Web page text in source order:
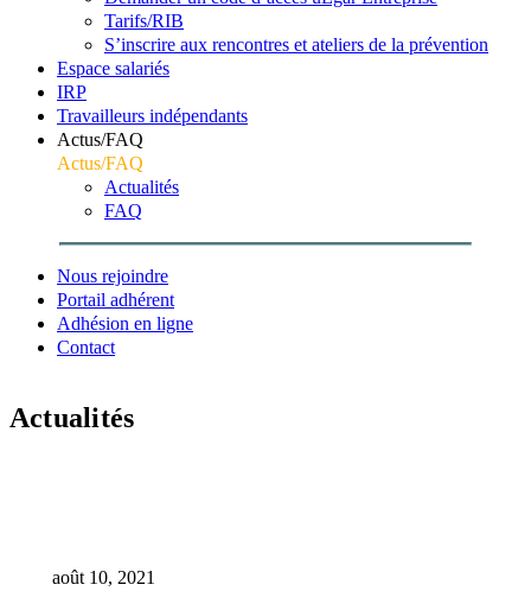
Tarifs/RIB
S’inscrire aux rencontres et ateliers de la prévention
Espace salariés
IRP
Travailleurs indépendants
Actus/FAQ
Actus/FAQ
Actualités
FAQ
Nous rejoindre
Portail adhérent
Adhésion en ligne
Contact
Actualités
août 10, 2021